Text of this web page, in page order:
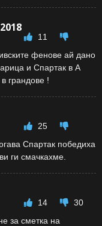
11
фенове ай дано
и Спартак в А
грандове !
25
Спартак победиха
ги смачкахме.
14
30
за сметка на